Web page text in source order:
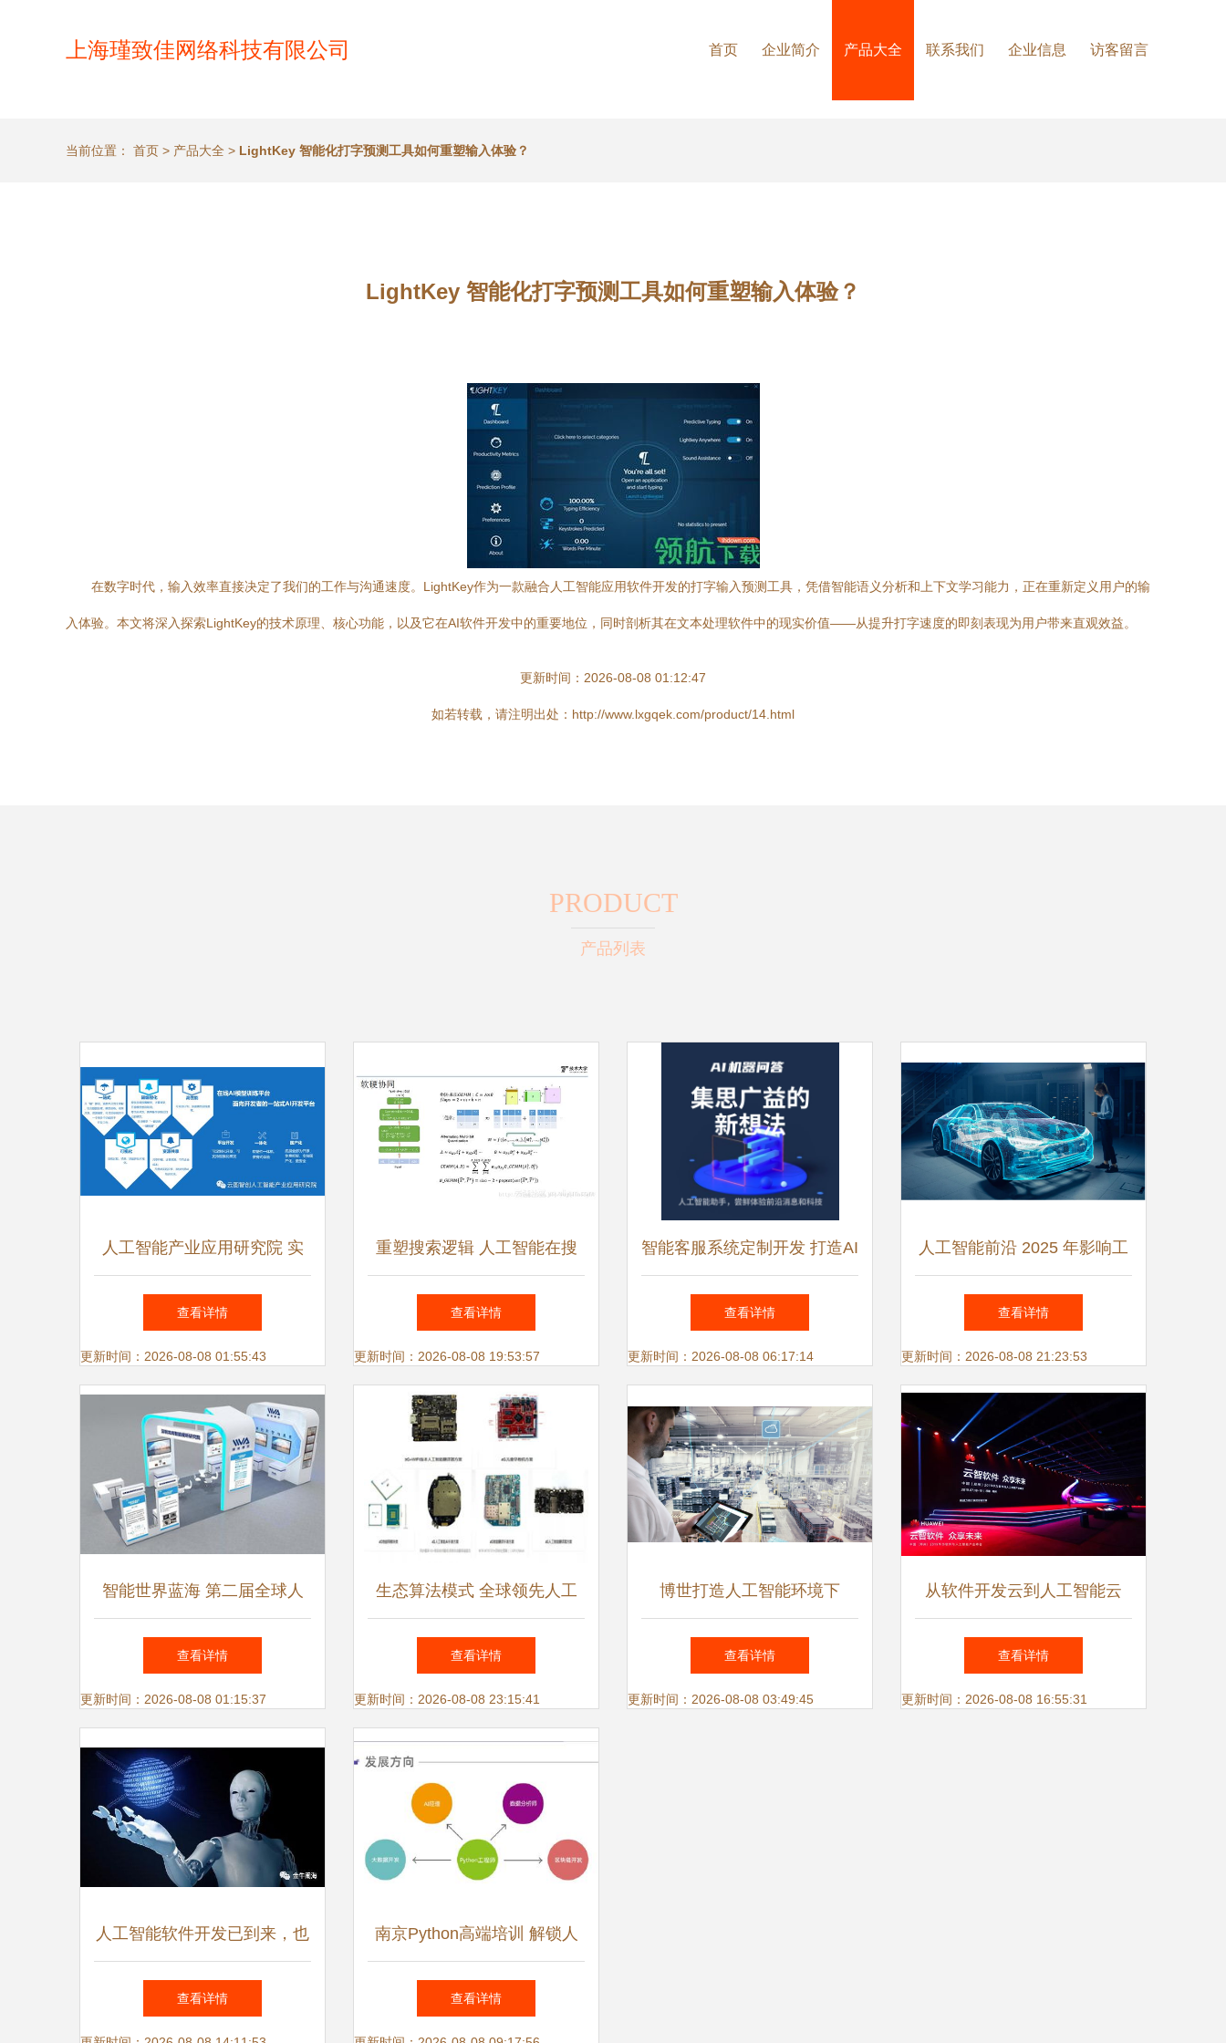
上海瑾致佳网络科技有限公司 首页 企业简介 产品大全 联系我们 企业信息 访客留言
当前位置： 首页 > 产品大全 > LightKey 智能化打字预测工具如何重塑输入体验？
LightKey 智能化打字预测工具如何重塑输入体验？
在数字时代，输入效率直接决定了我们的工作与沟通速度。LightKey作为一款融合人工智能应用软件开发的打字输入预测工具，凭借智能语义分析和上下文学习能力，正在重新定义用户的输
入体验。本文将深入探索LightKey的技术原理、核心功能，以及它在AI软件开发中的重要地位，同时剖析其在文本处理软件中的现实价值——从提升打字速度的即刻表现为用户带来直观效益。
更新时间：2026-08-08 01:12:47
如若转载，请注明出处：http://www.lxgqek.com/product/14.html
PRODUCT
产品列表
人工智能产业应用研究院 实
验室成果与应用软件开发的前
沿探索
查看详情
更新时间：2026-08-08 01:55:43
重塑搜索逻辑 人工智能在搜
索中的深度应用与软件开发实
践
查看详情
更新时间：2026-08-08 19:53:57
智能客服系统定制开发 打造AI
机器人客服小程序，实现淘宝
客服全对接的一站式解决方案
查看详情
更新时间：2026-08-08 06:17:14
人工智能前沿 2025 年影响工
程的顶级趋势与人工智能应用
软件开发
查看详情
更新时间：2026-08-08 21:23:53
智能世界蓝海 第二届全球人
工智能产品应用博览会展望人
工智能应用软件开发
查看详情
更新时间：2026-08-08 01:15:37
生态算法模式 全球领先人工
智能应用软件开发的核心驱动
力与实践路径
查看详情
更新时间：2026-08-08 23:15:41
博世打造人工智能环境下
的“未来工厂” 人工智能应用软
件开发实践
查看详情
更新时间：2026-08-08 03:49:45
从软件开发云到人工智能云
数字中国底座又添新支撑
查看详情
更新时间：2026-08-08 16:55:31
人工智能软件开发已到来，也
是闷声发财的机会！
查看详情
南京Python高端培训 解锁人
工智能应用软件开发新篇章
查看详情